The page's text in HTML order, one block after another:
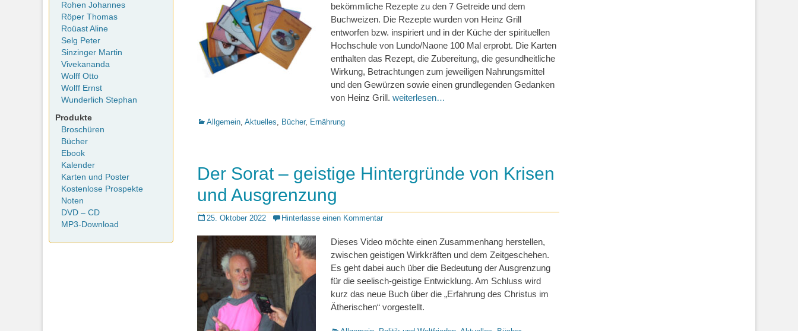
bekömmliche Rezepte zu den 7 Getreide und dem
Buchweizen. Die Rezepte wurden von Heinz Grill
entworfen bzw. inspiriert und in der Küche der spirituellen
Hochschule von Lundo/Naone 100 Mal erprobt. Die Karten
enthalten das Rezept, die Zubereitung, die gesundheitliche
Wirkung, Betrachtungen zum jeweiligen Nahrungsmittel
und den Gewürzen sowie einen grundlegenden Gedanken
von Heinz Grill. weiterlesen…
Kategorien
Allgemein, Aktuelles, Bücher, Ernährung
Der Sorat – geistige Hintergründe von Krisen
und Ausgrenzung
Posted
25. Oktober 2022 Hinterlasse einen Kommentar
Dieses Video möchte einen Zusammenhang herstellen,
zwischen geistigen Wirkkräften und dem Zeitgeschehen.
Es geht dabei auch über die Bedeutung der Ausgrenzung
für die seelisch-geistige Entwicklung. Am Schluss wird
kurz das neue Buch über die „Erfahrung des Christus im
Ätherischen“ vorgestellt.
Rohen Johannes
Röper Thomas
Roüast Aline
Selg Peter
Sinzinger Martin
Vivekananda
Wolff Otto
Wolff Ernst
Wunderlich Stephan
Produkte
Broschüren
Bücher
Ebook
Kalender
Karten und Poster
Kostenlose Prospekte
Noten
DVD – CD
MP3-Download